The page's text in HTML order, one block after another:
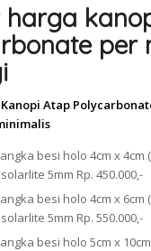
per
Atap
besi holo 4cm x 4cm
5mm Rp. 450.000,-
besi holo 4cm x 6cm
5mm Rp. 550.000,-
besi holo 5cm x